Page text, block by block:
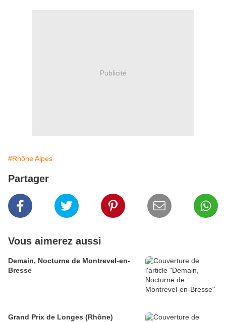
Publicité
#Rhône Alpes
Partager
Vous aimerez aussi
Demain, Nocturne de Montrevel-en-
Bresse
Grand Prix de Longes (Rhône)